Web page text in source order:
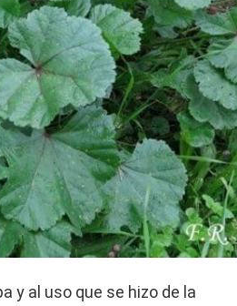
y al uso que se hizo de la